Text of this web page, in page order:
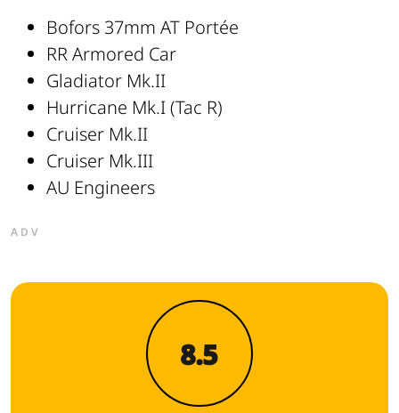
Bofors 37mm AT Portée
RR Armored Car
Gladiator Mk.II
Hurricane Mk.I (Tac R)
Cruiser Mk.II
Cruiser Mk.III
AU Engineers
ADV
8.5